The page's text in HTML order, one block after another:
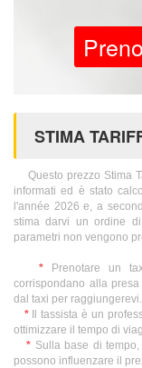
STIMA
Questo prezzo Stima
informati ed è stato
l'année 2026 e, a
stima darvi un ordine
parametri non vengono
*Prenotare un
corrispondano alla
dal taxi per raggiungerevi.
*Il tassista è un
ottimizzare il tempo di
*Sulla base di tempo,
possono influenzare il